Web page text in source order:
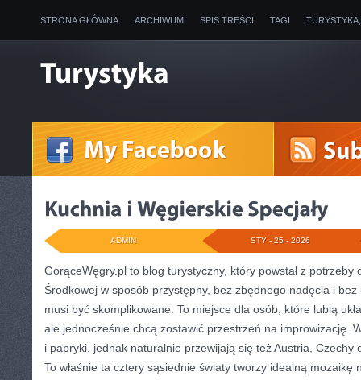
STRONA GŁÓWNA ARCHIWUM SPIS TREŚCI TAGI
STY - 25 - 2026
ADMIN
GorąceWęgry.pl to blog turystyczny, który powstał z potrzeby
Środkowej w sposób przystępny, bez zbędnego nadęcia i
musi być skomplikowane. To miejsce dla osób, które lubią
ale jednocześnie chcą zostawić przestrzeń na improwizację.
i papryki, jednak naturalnie przewijają się też Austria, Czechy
To właśnie ta cztery sąsiednie światy tworzy idealną mozaikę